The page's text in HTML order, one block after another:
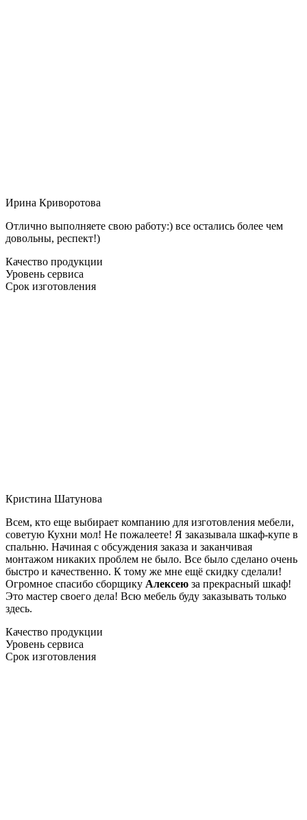
Ирина Криворотова
Отлично выполняете свою работу:) все остались более чем
довольны, респект!)
Качество продукции
Уровень сервиса
Срок изготовления
Кристина Шатунова
Всем, кто еще выбирает компанию для изготовления мебели,
советую Кухни мол! Не пожалеете! Я заказывала шкаф-купе в
спальню. Начиная с обсуждения заказа и заканчивая
монтажом никаких проблем не было. Все было сделано очень
быстро и качественно. К тому же мне ещё скидку сделали!
Огромное спасибо сборщику Алексею за прекрасный шкаф!
Это мастер своего дела! Всю мебель буду заказывать только
здесь.
Качество продукции
Уровень сервиса
Срок изготовления